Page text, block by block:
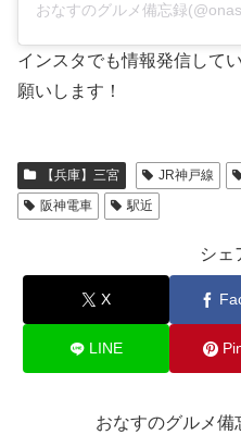
インスタでも情報発信して
願いします！
【兵庫】三宮 JR神戸線
阪神電車
駅近
シェ
X
LINE
おなすのグルメ備